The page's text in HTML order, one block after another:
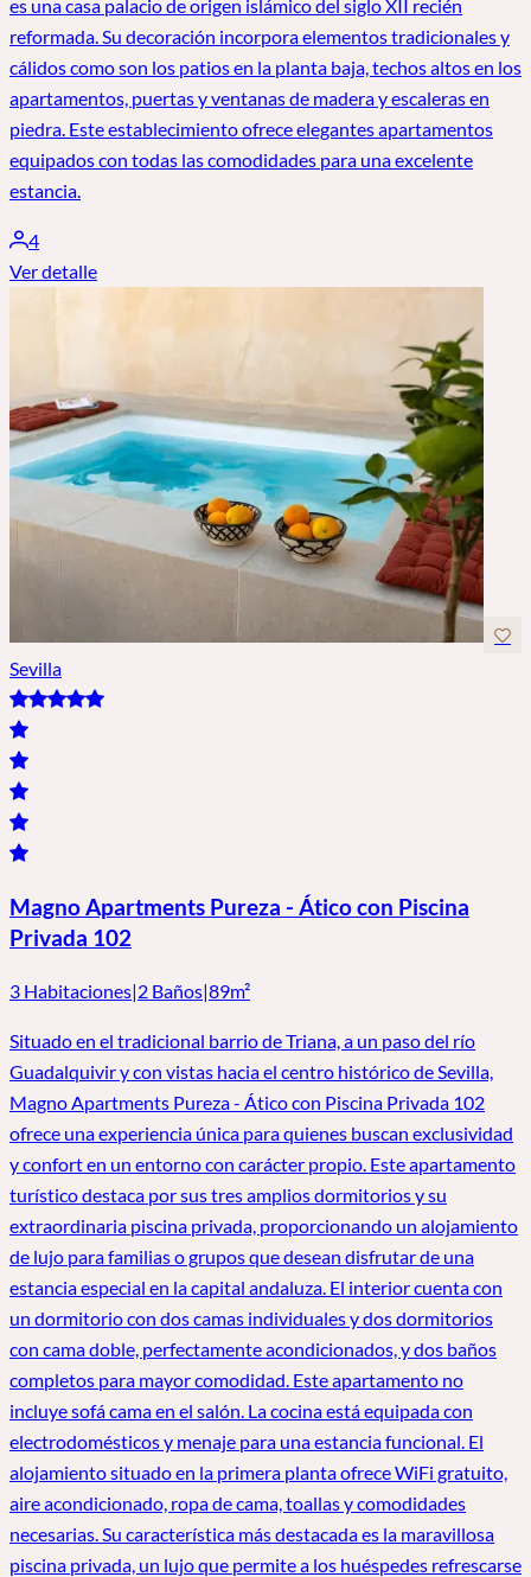
es una casa palacio de origen islámico del siglo XII recién
reformada. Su decoración incorpora elementos tradicionales y
cálidos como son los patios en la planta baja, techos altos en los
apartamentos, puertas y ventanas de madera y escaleras en
piedra. Este establecimiento ofrece elegantes apartamentos
equipados con todas las comodidades para una excelente
estancia.
4
Ver detalle
Sevilla
Magno Apartments Pureza - Ático con Piscina
Privada 102
3 Habitaciones|2 Baños|89m²
Situado en el tradicional barrio de Triana, a un paso del río
Guadalquivir y con vistas hacia el centro histórico de Sevilla,
Magno Apartments Pureza - Ático con Piscina Privada 102
ofrece una experiencia única para quienes buscan exclusividad
y confort en un entorno con carácter propio. Este apartamento
turístico destaca por sus tres amplios dormitorios y su
extraordinaria piscina privada, proporcionando un alojamiento
de lujo para familias o grupos que desean disfrutar de una
estancia especial en la capital andaluza. El interior cuenta con
un dormitorio con dos camas individuales y dos dormitorios
con cama doble, perfectamente acondicionados, y dos baños
completos para mayor comodidad. Este apartamento no
incluye sofá cama en el salón. La cocina está equipada con
electrodomésticos y menaje para una estancia funcional. El
alojamiento situado en la primera planta ofrece WiFi gratuito,
aire acondicionado, ropa de cama, toallas y comodidades
necesarias. Su característica más destacada es la maravillosa
piscina privada, un lujo que permite a los huéspedes refrescarse